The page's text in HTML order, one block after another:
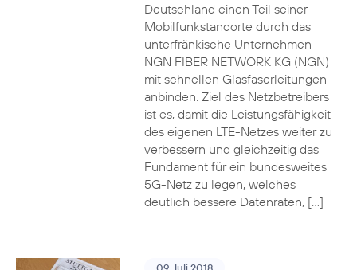
Deutschland einen Teil seiner
Mobilfunkstandorte durch das
unterfränkische Unternehmen
NGN FIBER NETWORK KG (NGN)
mit schnellen Glasfaserleitungen
anbinden. Ziel des Netzbetreibers
ist es, damit die Leistungsfähigkeit
des eigenen LTE-Netzes weiter zu
verbessern und gleichzeitig das
Fundament für ein bundesweites
5G-Netz zu legen, welches
deutlich bessere Datenraten, […]